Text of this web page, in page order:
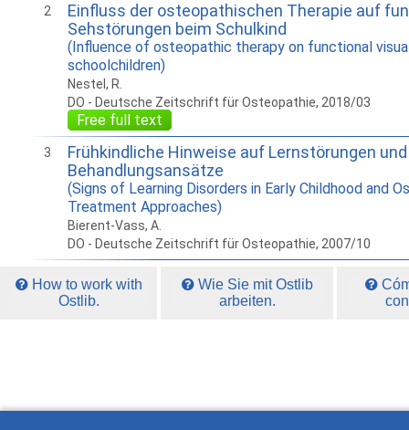
2
Einfluss der osteopathischen Therapie auf
Sehstörungen beim Schulkind
(Influence of osteopathic therapy on functional
schoolchildren)
Nestel, R.
DO - Deutsche Zeitschrift für Osteopathie, 2018/03
Free full text
3
Frühkindliche Hinweise auf Lernstörungen
Behandlungsansätze
(Signs of Learning Disorders in Early Childhood and
Treatment Approaches)
Bierent-Vass, A.
DO - Deutsche Zeitschrift für Osteopathie, 2007/10
How to work with
Ostlib.
Wie Sie mit Ostlib
arbeiten.